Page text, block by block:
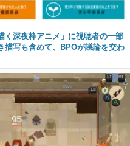
く深夜枠アニメ」に視聴者の一部
描写も含めて、BPOが議論を交わ